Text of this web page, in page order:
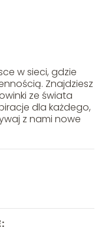
w sieci, gdzie
Znajdziesz
ze świata
dla każdego,
z nami nowe